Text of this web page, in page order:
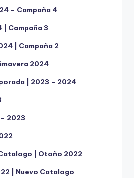
– Campaña 4
| Campaña 3
| Campaña 2
2024
| 2023 – 2024
2023
| Otoño 2022
| Nuevo Catalogo